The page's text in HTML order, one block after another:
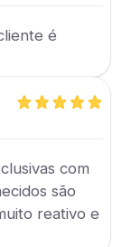
é
com
são
reativo e